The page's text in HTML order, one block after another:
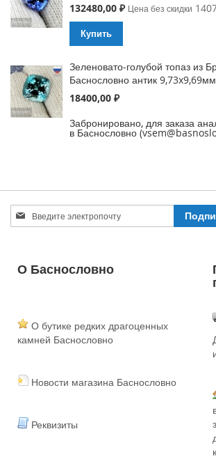
Special
132480,00 ₽ Цена без скидки
Купить
Зеленовато-голубой топаз из
Баснословно антик
18400,00 ₽
Забронировано, для заказа
в Баснословно
Sign
Up
Newsletter:
О Баснословно
О бутике редких драгоценных
камней Баснословно
Новости магазина Баснословно
Реквизиты